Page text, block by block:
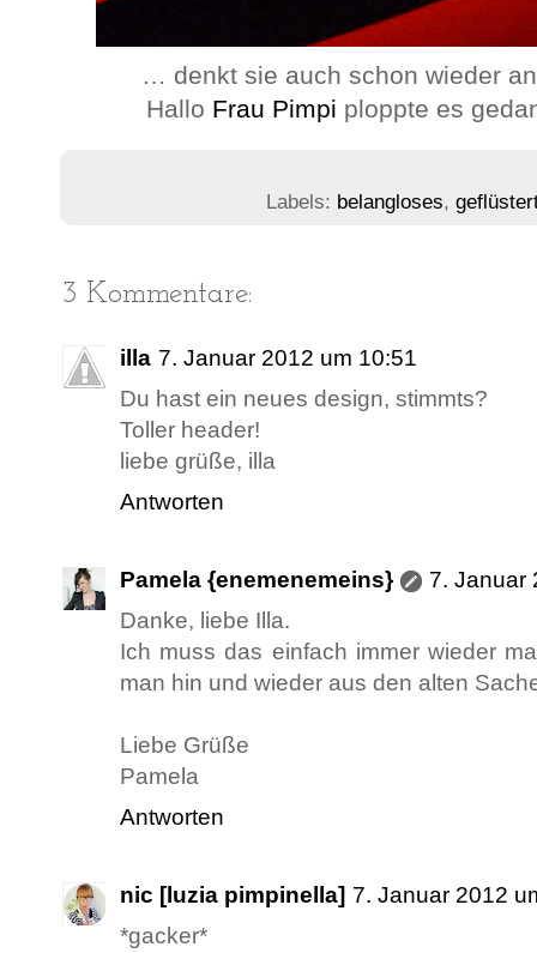
… denkt sie auch schon wieder
Hallo Frau Pimpi ploppte es
Labels: belangloses,
3 Kommentare:
illa 7. Januar 2012 um 10:51
Du hast ein neues design, stimmts?
Toller header!
liebe grüße, illa
Antworten
Pamela {enemenemeins}
7. Januar
Danke, liebe Illa.
Ich muss das einfach immer wieder
man hin und wieder aus den alten
Liebe Grüße
Pamela
Antworten
nic [luzia pimpinella] 7. Januar 2012
*gacker*